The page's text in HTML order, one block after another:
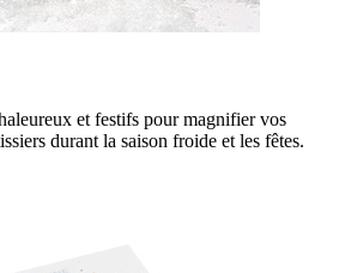
et festifs pour magnifier vos
durant la saison froide et les fêtes.